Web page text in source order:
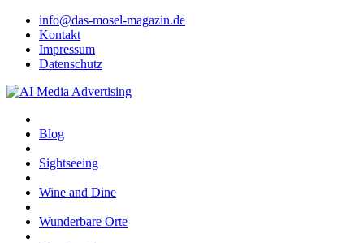
info@das-mosel-magazin.de
Kontakt
Impressum
Datenschutz
Blog
Sightseeing
Wine and Dine
Wunderbare Orte